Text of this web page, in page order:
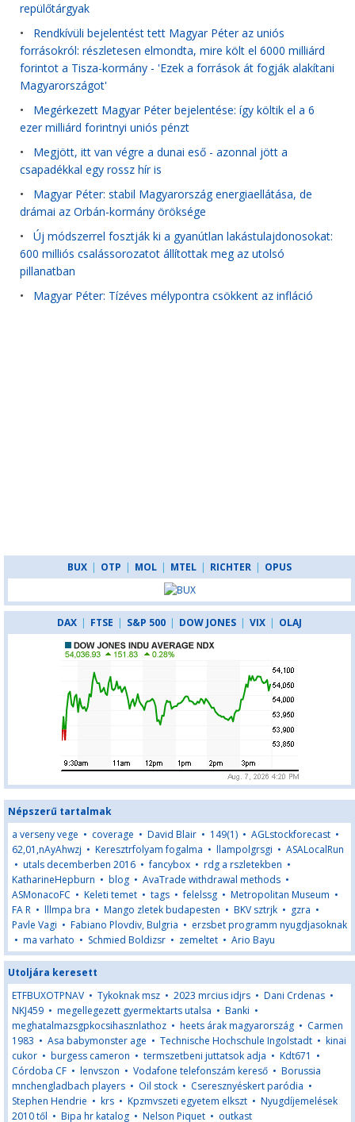
repülőtárgyak
• Rendkívüli bejelentést tett Magyar Péter az uniós
forrásokról: részletesen elmondta, mire költ el 6000 milliárd
forintot a Tisza-kormány - 'Ezek a források át fogják alakítani
Magyarországot'
• Megérkezett Magyar Péter bejelentése: így költik el a 6
ezer milliárd forintnyi uniós pénzt
• Megjött, itt van végre a dunai eső - azonnal jött a
csapadékkal egy rossz hír is
• Magyar Péter: stabil Magyarország energiaellátása, de
drámai az Orbán-kormány öröksége
• Új módszerrel fosztják ki a gyanútlan lakástulajdonosokat:
600 milliós csalássorozatot állítottak meg az utolsó
pillanatban
• Magyar Péter: Tízéves mélypontra csökkent az infláció
BUX | OTP | MOL | MTEL | RICHTER | OPUS
DAX | FTSE | S&P 500 | DOW JONES | VIX | OLAJ
Népszerű tartalmak
a verseny vege • coverage • David Blair • 149(1) • AGLstockforecast •
62,01,nAyAhwzj • Keresztrfolyam fogalma • llampolgrsgi • ASALocalRun
• utals decemberben 2016 •fancybox • rdg a rszletekben •
KatharineHepburn • blog • AvaTrade withdrawal methods •
ASMonacoFC • Keleti temet • tags •felelssg • Metropolitan Museum •
FA R • lllmpa bra • Mango zletek budapesten • BKV sztrjk • gzra •
Pavle Vagi • Fabiano Plovdiv, Bulgria • erzsbet programm nyugdjasoknak
• ma varhato • Schmied Boldizsr • zemeltet • Ario Bayu
Utoljára keresett
ETFBUXOTPNAV • Tykoknak msz • 2023 mrcius idjrs • Dani Crdenas •
NKJ459 • megellegezett gyermektarts utalsa • Banki •
meghatalmazsgpkocsihasznlathoz • heets árak magyarország • Carmen
1983 • Asa babymonster age • Technische Hochschule Ingolstadt • kinai
cukor • burgess cameron • termszetbeni juttatsok adja • Kdt671 •
Córdoba CF • lenvszon • Vodafone telefonszám kereső • Borussia
mnchengladbach players • Oil stock • Cseresznyéskert paródia •
Stephen Hendrie • krs • Kpzmvszeti egyetem elkszt • Nyugdíjemelések
2010 től • Bipa hr katalog • Nelson Piquet • outkast